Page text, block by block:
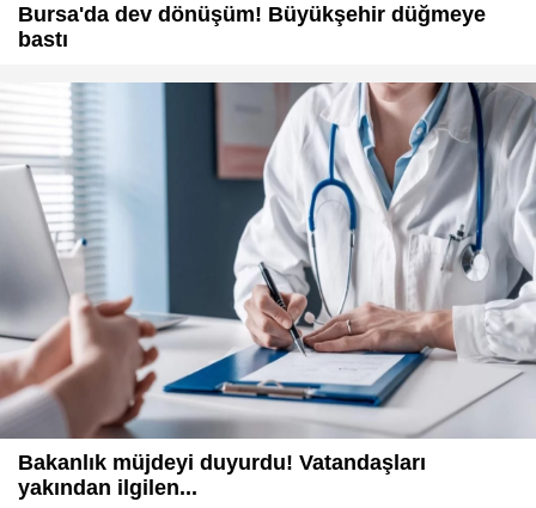
Bursa'da dev dönüşüm! Büyükşehir düğmeye
bastı
Bakanlık müjdeyi duyurdu! Vatandaşları
yakından ilgilen...